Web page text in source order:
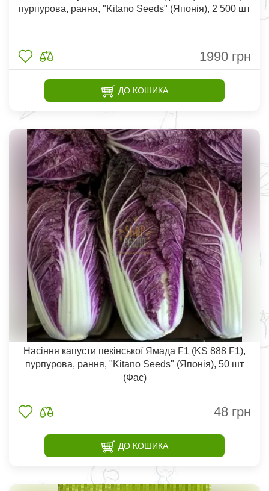
пурпурова, рання, "Kitano Seeds" (Японія), 2 500 шт
1990 грн
ДО КОШИКА
Насіння капусти пекінської Ямада F1 (KS 888 F1),
пурпурова, рання, "Kitano Seeds" (Японія), 50 шт
(Фас)
48 грн
ДО КОШИКА